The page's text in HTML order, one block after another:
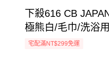
下殺616 CB
極熊白/毛巾/洗浴
宅配滿NT$299免運